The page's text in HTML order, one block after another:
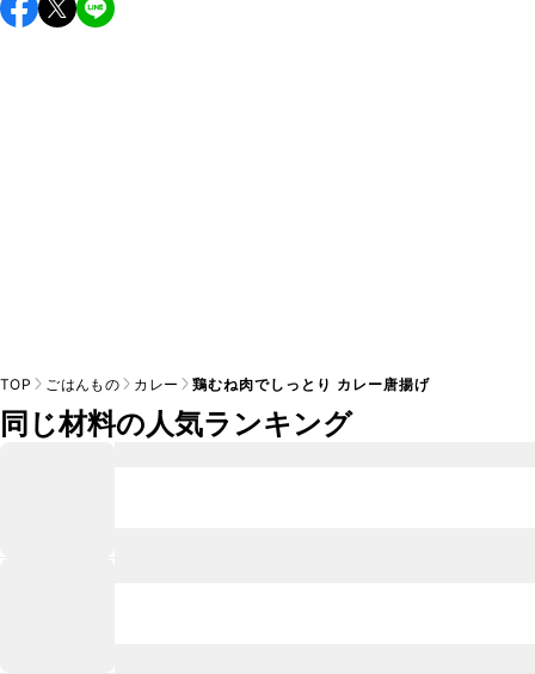
TOP ごはんもの カレー 鶏むね肉でしっとり カレー唐揚げ
同じ材料の人気ランキング